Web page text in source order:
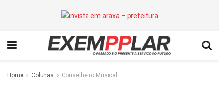
Home Colunas Conselheiro Musical